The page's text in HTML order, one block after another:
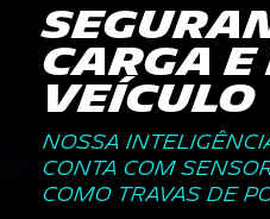
carga e
veículo
Nossa
conta com
como travas de